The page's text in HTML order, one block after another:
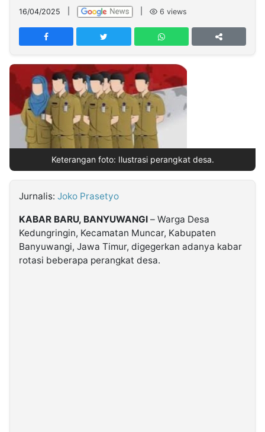
Network
PT
TREETAN
INDONESIA
Partner
Insight
NTB
Suara
Time
Lens
IDN
Daily
Jogja
Jalan
Rakyat
Idealita
News
Notice
Dinamikapost.com
Radar
Baru
Seedbacklink
Follow
Kabarbaru
16/04/2025 6 views
Keterangan foto: Ilustrasi perangkat desa.
Jurnalis: Joko Prasetyo
KABAR BARU, BANYUWANGI – Warga Desa
Kedungringin, Kecamatan Muncar, Kabupaten
Banyuwangi, Jawa Timur, digegerkan adanya kabar
rotasi beberapa perangkat desa.